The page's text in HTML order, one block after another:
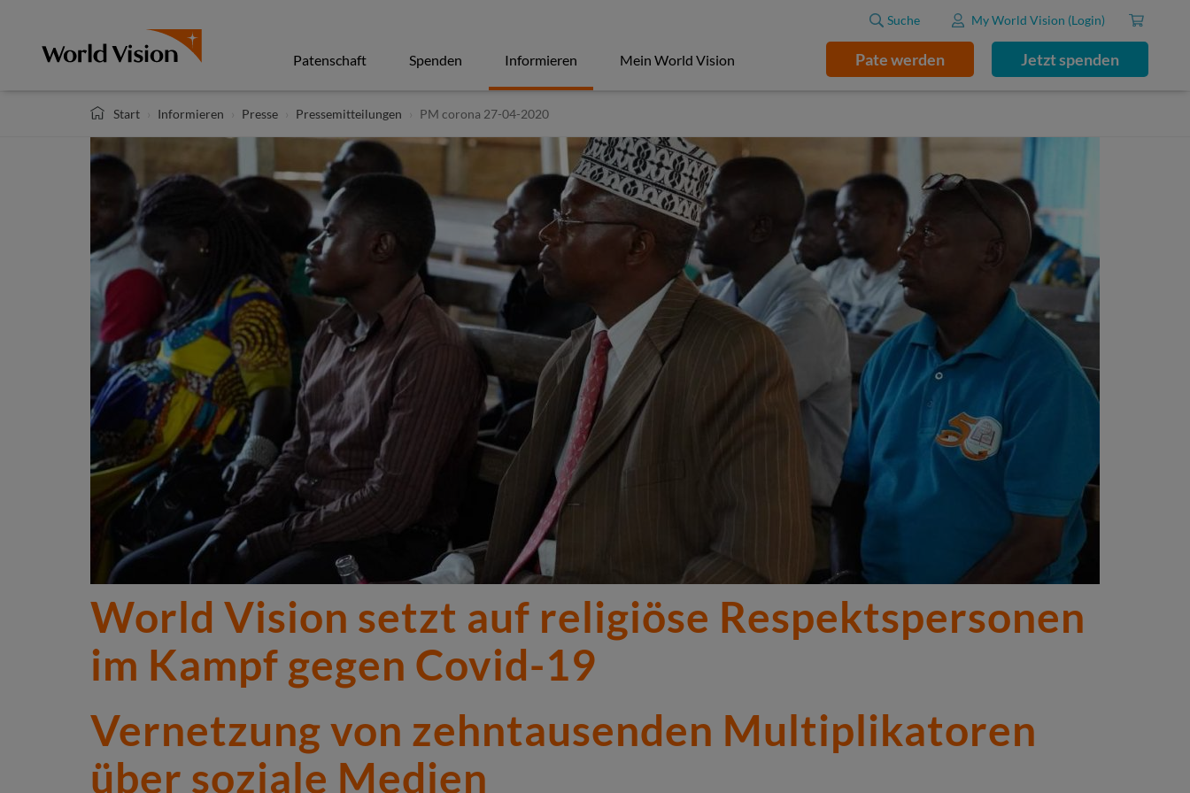
Patenschaft Spenden Informieren Mein World Vision Pate werden Jetzt spenden
Suche My World Vision (Login)
Start Informieren Presse Pressemitteilungen PM corona 27-04-2020
World Vision setzt auf religiöse Respektspersonen
im Kampf gegen Covid-19
Vernetzung von zehntausenden Multiplikatoren
über soziale Medien